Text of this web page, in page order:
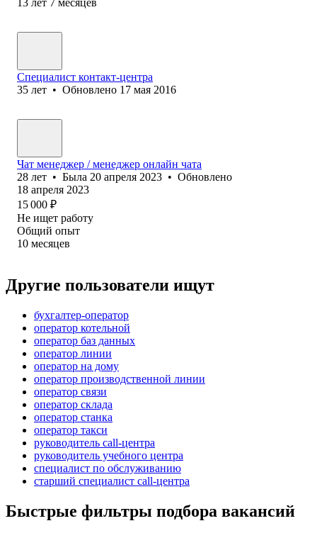
Специалист контакт-центра
35 лет • Обновлено 17 мая 2016
Чат менеджер / менеджер онлайн чата
28 лет • Была 20 апреля 2023 • Обновлено
18 апреля 2023
15 000 ₽
Не ищет работу
Общий опыт
10 месяцев
Другие пользователи ищут
бухгалтер-оператор
оператор котельной
оператор баз данных
оператор линии
оператор на дому
оператор производственной линии
оператор связи
оператор склада
оператор станка
оператор такси
руководитель call-центра
руководитель учебного центра
специалист по обслуживанию
старший специалист call-центра
Быстрые фильтры подбора вакансий